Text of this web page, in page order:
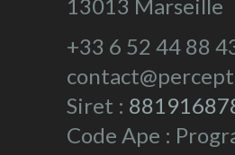
13013 Marseille
+33 6 52 44 88
Siret :
Code Ape :